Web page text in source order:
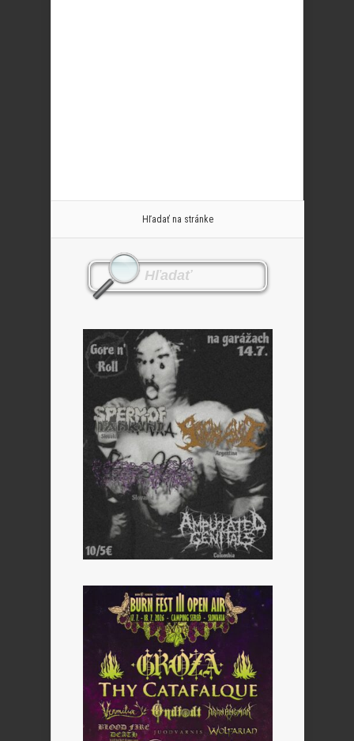
Hľadať na stránke